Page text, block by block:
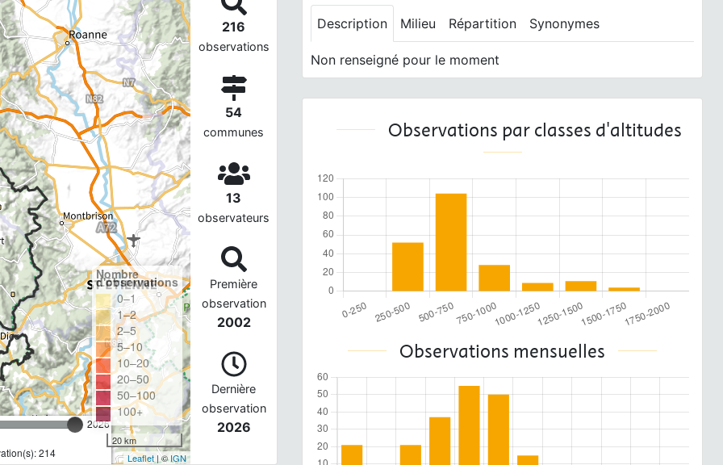
2026
214
Nombre
d'observations
0–1
1–2
2–5
5–10
10–20
20–50
50–100
100+
20 km
Leaflet| ©IGN
216
observations
54
communes
13
observateurs
Première
observation
2002
Dernière
observation
2026
Description Milieu Répartition Synonymes
Non renseigné pour le moment
Observations par classes d'altitudes
Observations mensuelles